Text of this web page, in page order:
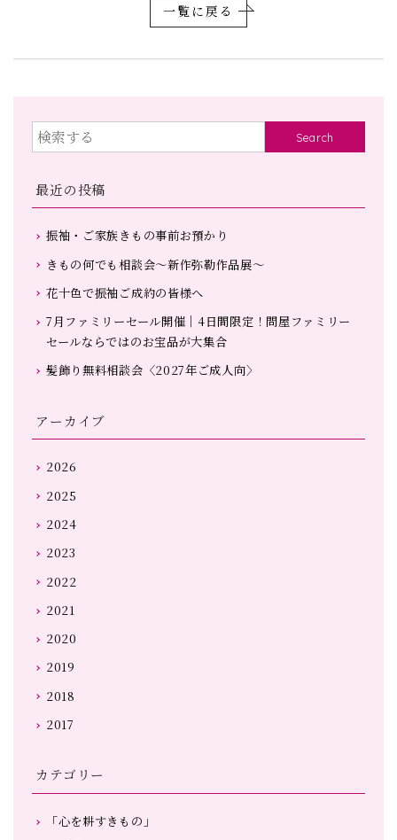
一覧に戻る
Search
最近の投稿
振袖・ご家族きもの事前お預かり
きもの何でも相談会～新作弥勒作品展～
花十色で振袖ご成約の皆様へ
7月ファミリーセール開催｜4日間限定！問屋ファミリー
セールならではのお宝品が大集合
髪飾り無料相談会〈2027年ご成人向〉
アーカイブ
2026
2025
2024
2023
2022
2021
2020
2019
2018
2017
カテゴリー
「心を耕すきもの」